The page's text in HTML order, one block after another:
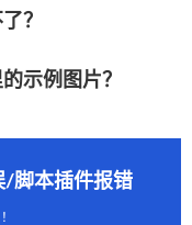
？
示例图片？
/脚本插件报错